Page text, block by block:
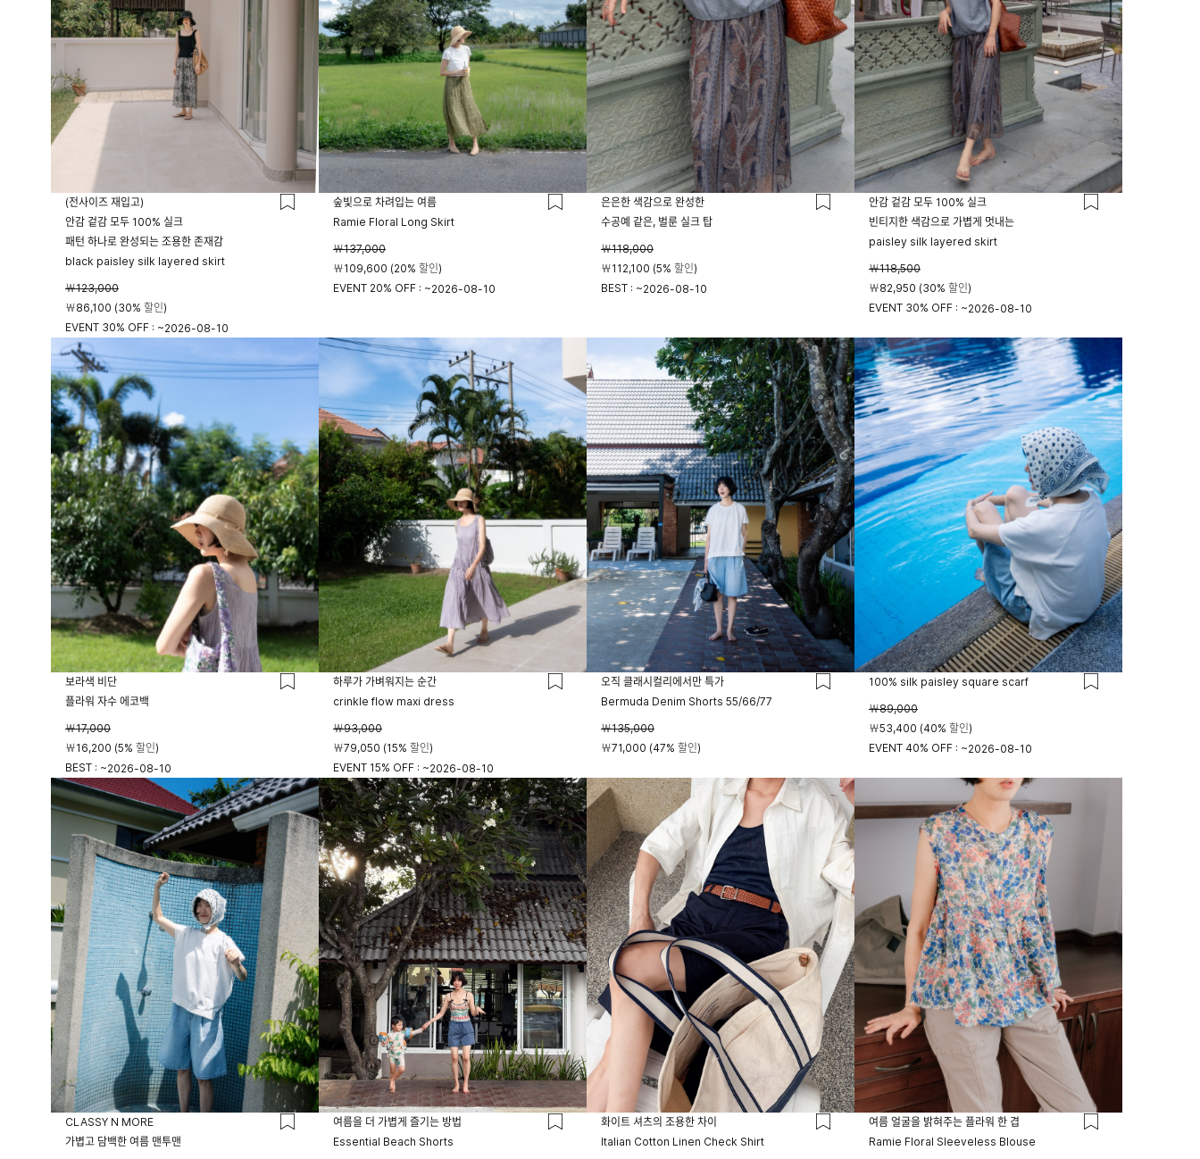
(전사이즈 재입고)
안감 겉감 모두 100% 실크
패턴 하나로 완성되는 조용한 존재감
black paisley silk layered skirt
￦123,000
￦86,100 (30% 할인)
EVENT 30% OFF : ~2026-08-10
숲빛으로 차려입는 여름
Ramie Floral Long Skirt
￦137,000
￦109,600 (20% 할인)
EVENT 20% OFF : ~2026-08-10
은은한 색감으로 완성한
수공예 같은, 벌룬 실크 탑
￦118,000
￦112,100 (5% 할인)
BEST : ~2026-08-10
안감 겉감 모두 100% 실크
빈티지한 색감으로 가볍게 멋내는
paisley silk layered skirt
￦118,500
￦82,950 (30% 할인)
EVENT 30% OFF : ~2026-08-10
보라색 비단
플라워 자수 에코백
￦17,000
￦16,200 (5% 할인)
BEST : ~2026-08-10
23시 59분
하루가 가벼워지는 순간
crinkle flow maxi dress
￦93,000
￦79,050 (15% 할인)
EVENT 15% OFF : ~2026-08-10
23시 59분
오직 클래시컬리에서만 특가
Bermuda Denim Shorts 55/66/77
￦135,000
￦71,000 (47% 할인)
100% silk paisley square scarf
￦89,000
￦53,400 (40% 할인)
EVENT 40% OFF : ~2026-08-10
CLASSY N MORE
가볍고 담백한 여름 맨투맨
여름을 더 가볍게 즐기는 방법
Essential Beach Shorts
화이트 셔츠의 조용한 차이
Italian Cotton Linen Check Shirt
여름 얼굴을 밝혀주는 플라워 한 겹
Ramie Floral Sleeveless Blouse